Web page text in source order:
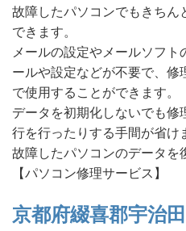
故障したパソコンでもきちん
できます。
メールの設定やメールソフト
ールや設定などが不要で、
で使用することができます。
データを初期化しないでも修
行を行ったりする手間が省け
故障したパソコンのデータを
【パソコン修理サービス】
京都府綴喜郡宇治